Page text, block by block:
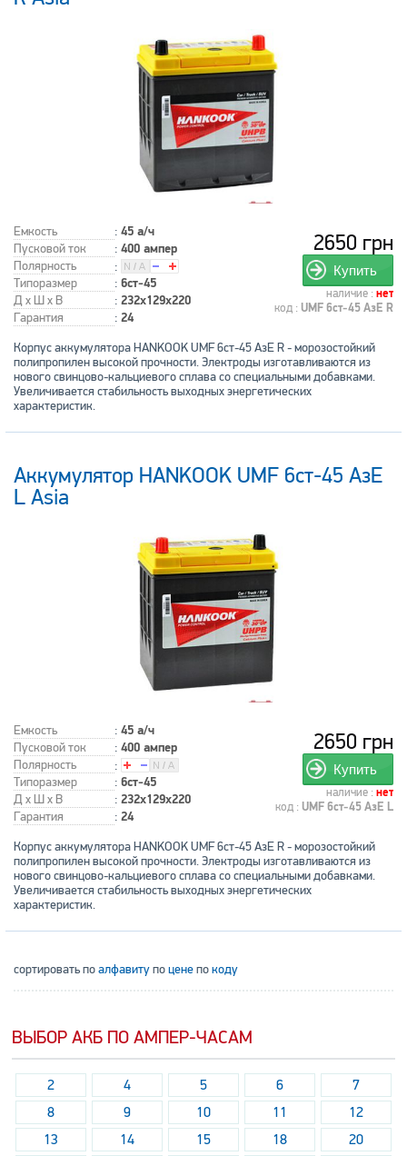
Емкость : 45 а/ч
Пусковой ток : 400 ампер
Полярность
:
Типоразмер
: 6ст-45
Д x Ш x В : 232x129x220
Гарантия : 24
2650 грн
Купить
наличие : нет
код : UMF 6ст-45 АзЕ R
Корпус аккумулятора HANKOOK UMF 6ст-45 АзЕ R - морозостойкий
полипропилен высокой прочности. Электроды изготавливаются из
нового свинцово-кальциевого сплава со специальными добавками.
Увеличивается стабильность выходных энергетических
характеристик.
Аккумулятор HANKOOK UMF 6ст-45 АзЕ
L Asia
Емкость : 45 а/ч
Пусковой ток : 400 ампер
Полярность
:
Типоразмер
: 6ст-45
Д x Ш x В : 232x129x220
Гарантия : 24
2650 грн
Купить
наличие : нет
код : UMF 6ст-45 АзЕ L
Корпус аккумулятора HANKOOK UMF 6ст-45 АзЕ R - морозостойкий
полипропилен высокой прочности. Электроды изготавливаются из
нового свинцово-кальциевого сплава со специальными добавками.
Увеличивается стабильность выходных энергетических
характеристик.
сортировать поалфавитупоценепокоду
ВЫБОР АКБ ПО АМПЕР-ЧАСАМ
2 4 5 6
7
8
9 10 11
12
13
14 15 18
20